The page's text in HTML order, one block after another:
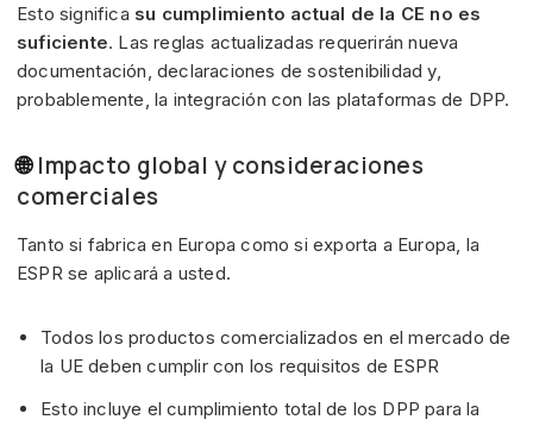
Esto significa su cumplimiento actual de la CE no es
suficiente. Las reglas actualizadas requerirán nueva
documentación, declaraciones de sostenibilidad y,
probablemente, la integración con las plataformas de DPP.
🌐Impacto global y consideraciones
comerciales
Tanto si fabrica en Europa como si exporta a Europa, la
ESPR se aplicará a usted.
Todos los productos comercializados en el mercado de
la UE deben cumplir con los requisitos de ESPR
Esto incluye el cumplimiento total de los DPP para la